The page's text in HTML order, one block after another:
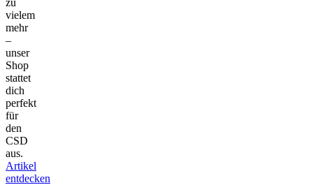
vielem
mehr
–
unser
Shop
stattet
dich
perfekt
für
den
CSD
aus.
Artikel
entdecken